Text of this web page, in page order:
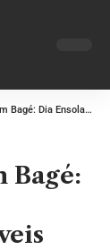
e Temperaturas Agradáveis
Bagé: